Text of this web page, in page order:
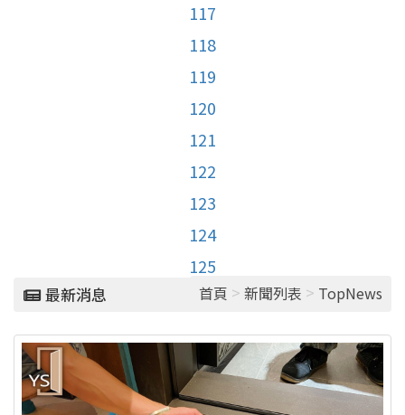
117
118
119
120
121
122
123
124
125
最新消息 首頁 > 新聞列表 > TopNews